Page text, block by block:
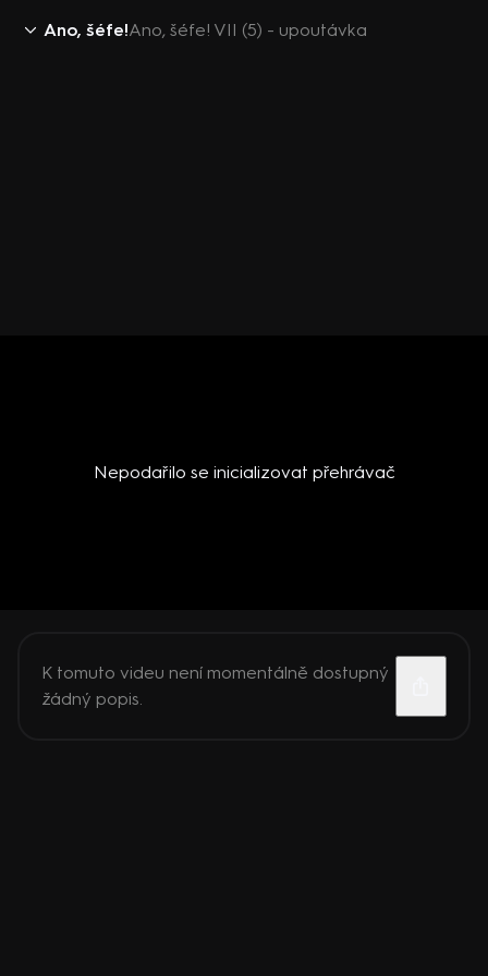
Ano, šéfe!Ano, šéfe! VII (5) - upoutávka
Nepodařilo se inicializovat přehrávač
K tomuto videu není momentálně dostupný
žádný popis.